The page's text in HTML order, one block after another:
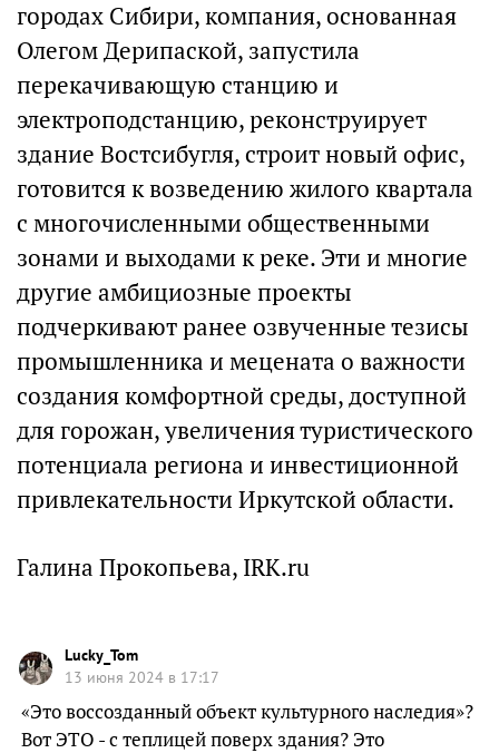
городах Сибири, компания, основанная
Олегом Дерипаской, запустила
перекачивающую станцию и
электроподстанцию, реконструирует
здание Востсибугля, строит новый офис,
готовится к возведению жилого квартала
с многочисленными общественными
зонами и выходами к реке. Эти и многие
другие амбициозные проекты
подчеркивают ранее озвученные тезисы
промышленника и мецената о важности
создания комфортной среды, доступной
для горожан, увеличения туристического
потенциала региона и инвестиционной
привлекательности Иркутской области.
Галина Прокопьева, IRK.ru
Lucky_Tom
13 июня 2024 в 17:17
«Это воссозданный объект культурного наследия»?
Вот ЭТО - с теплицей поверх здания? Это